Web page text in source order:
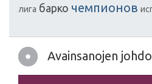
лига барко чемпионов
Avainsanojen